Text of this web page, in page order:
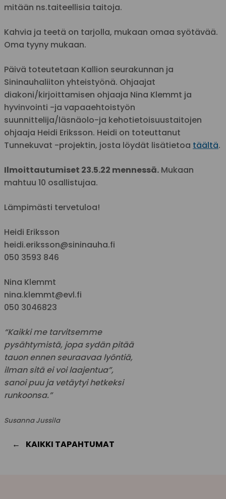
mitään ns.taiteellisia taitoja.
Kahvia ja teetä on tarjolla, mukaan omaa syötävää.
Oma tyyny mukaan.
Päivä toteutetaan Kallion seurakunnan ja
Sininauhaliiton yhteistyönä. Ohjaajat
diakoni/kirjoittamisen ohjaaja Nina Klemmt ja
hyvinvointi -ja vapaaehtoistyön
suunnittelija/läsnäolo-ja kehotietoisuustaitojen
ohjaaja Heidi Eriksson. Heidi on toteuttanut
Tunnekuvat -projektin, josta löydät lisätietoa täältä.
Ilmoittautumiset 23.5.22 mennessä. Mukaan
mahtuu 10 osallistujaa.
Lämpimästi tervetuloa!
Heidi Eriksson
heidi.eriksson@sininauha.fi
050 3593 846
Nina Klemmt
nina.klemmt@evl.fi
050 3046823
“Kaikki me tarvitsemme
pysähtymistä, jopa sydän pitää
tauon ennen seuraavaa lyöntiä,
ilman sitä ei voi laajentua”,
sanoi puu ja vetäytyi hetkeksi
runkoonsa.”
Susanna Jussila
KAIKKI TAPAHTUMAT